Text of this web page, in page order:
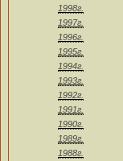
1998г.
1997г.
1996г.
1995г.
1994г.
1993г.
1992г.
1991г.
1990г.
1989г.
1988г.